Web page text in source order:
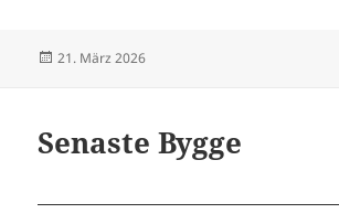
Veröffentlicht
21. März 2026
Senaste Bygge